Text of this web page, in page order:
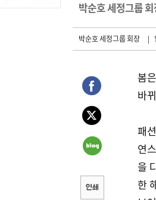
박순호 세정그룹
박순호 세정그룹 회장 |
봄
바
패
연
을
한